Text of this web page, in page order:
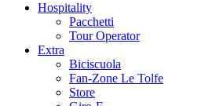
Hospitality
Pacchetti
Tour Operator
Extra
Biciscuola
Fan-Zone Le Tolfe
Store